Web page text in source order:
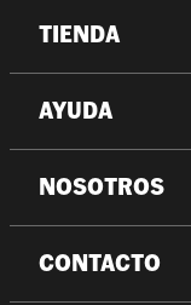
TIENDA
AYUDA
NOSOTROS
CONTACTO